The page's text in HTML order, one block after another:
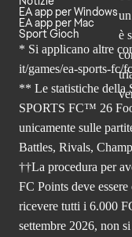
EA app per Windows
EA app per Mac
Sport Gioch
* Si applicano altre
it/games/ea-sports-fc/
** Le statistiche della
SPORTS FC™ 26
unicamente sulle
Battles, Rivals,
††La procedura per
FC Points deve
ricevere tutti i 6.000
settembre 2026, non